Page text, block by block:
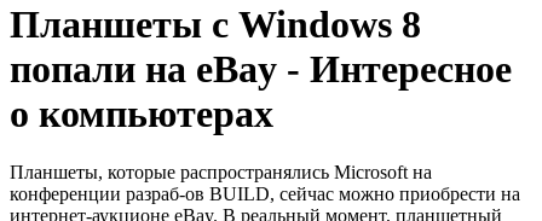
Планшеты с Windows 8
попали на eBay - Интересное
о компьютерах
Планшеты, которые распространялись Microsoft на
конференции разраб-ов BUILD, сейчас можно приобрести на
интернет-аукционе eBay. В реальный момент, планшетный